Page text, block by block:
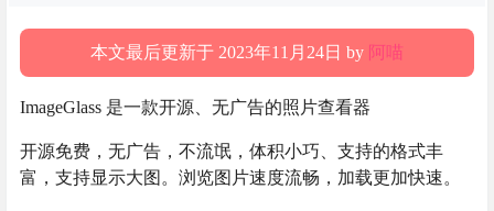
本文最后更新于 2023年11月24日 by 阿喵
ImageGlass 是一款开源、无广告的照片查看器
开源免费，无广告，不流氓，体积小巧、支持的格式丰
富，支持显示大图。浏览图片速度流畅，加载更加快速。